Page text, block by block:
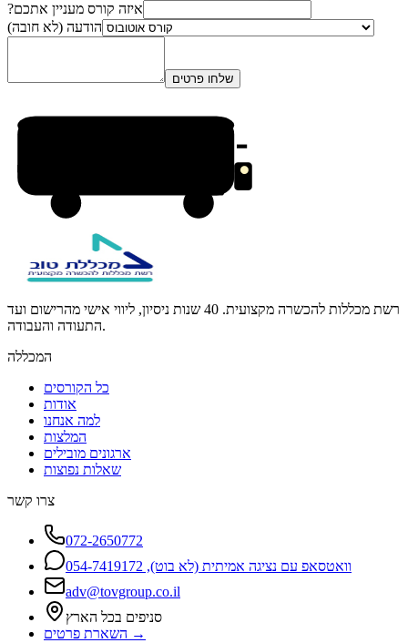
איזה קורס מעניין אתכם?
הודעה (לא חובה)
שלחו פרטים
רשת מכללות להכשרה מקצועית. 40 שנות ניסיון, ליווי אישי מהרישום ועד
התעודה והעבודה.
המכללה
כל הקורסים
אודות
למה אנחנו
המלצות
ארגונים מובילים
שאלות נפוצות
צרו קשר
072-2650772
וואטסאפ עם נציגה אמיתית (לא בוט), 054-7419172
adv@tovgroup.co.il
סניפים בכל הארץ
השארת פרטים →